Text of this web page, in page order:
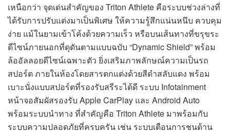
เหนือกว่า จุดเด่นสำคัญของ Triton Athlete คือระบบช่วงล่างที่
ได้รับการปรับแต่งมาเป็นพิเศษ ให้ความรู้สึกแน่นหนึบ ควบคุม
ง่าย แม้ในยามเข้าโค้งด้วยความเร็ว หรือบนเส้นทางที่ขรุขระ
ดีไซน์ภายนอกที่ดุดันตามแบบฉบับ “Dynamic Shield” พร้อม
ล้ออัลลอยดีไซน์เฉพาะตัว ยิ่งเสริมภาพลักษณ์ความเป็นรถ
สปอร์ต ภายในห้องโดยสารตกแต่งด้วยสีดำสลับแดง พร้อม
เบาะนั่งแบบสปอร์ตที่รองรับสรีระได้ดี ระบบ Infotainment
หน้าจอสัมผัสรองรับ Apple CarPlay และ Android Auto
พร้อมระบบนำทาง ที่สำคัญคือ Triton Athlete มาพร้อมกับ
ระบบความปลอดภัยที่ครบครัน เช่น ระบบเตือนการชนด้าน